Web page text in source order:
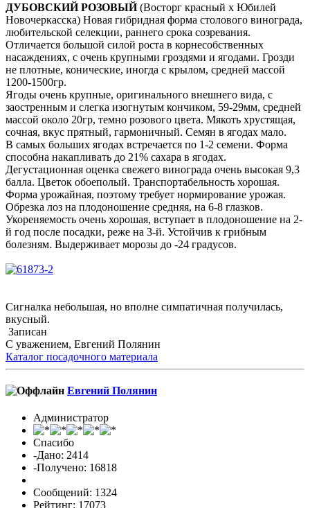
ДУБОВСКИЙ РОЗОВЫЙ(Восторг красный х Юбилей
Новочеркасска) Новая гибридная форма столового винограда,
любительской селекции, раннего срока созревания.
Отличается большой силой роста в корнесобственных
насаждениях, с очень крупными гроздями и ягодами. Грозди
не плотные, конические, иногда с крылом, средней массой
1200-1500гр.
Ягоды очень крупные, оригинального внешнего вида, с
заостренным и слегка изогнутым кончиком, 59-29мм, средней
массой около 20гр, темно розового цвета. Мякоть хрустящая,
сочная, вкус прятный, гармоничный. Семян в ягодах мало.
В самых больших ягодах встречается по 1-2 семени. Форма
способна накапливать до 21% сахара в ягодах.
Дегустационная оценка свежего винограда очень высокая 9,3
балла. Цветок обоеполый. Транспортабельность хорошая.
Форма урожайная, поэтому требует нормирование урожая.
Обрезка лоз на плодоношение средняя, на 6-8 глазков.
Укореняемость очень хорошая, вступает в плодоношение на 2-
й год после посадки, реже на 3-й. Устойчив к грибным
болезням. Выдерживает морозы до -24 градусов.
Сигналка небольшая, но вполне симпатичная получилась,
вкусный.
Записан
С уважением, Евгений Полянин
Каталог посадочного материала
Евгений Полянин
Администратор
Спасибо
-Дано: 2414
-Получено: 16818
Сообщений: 1324
Рейтинг: 17073